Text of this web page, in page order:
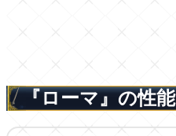
『ローマ』の性能